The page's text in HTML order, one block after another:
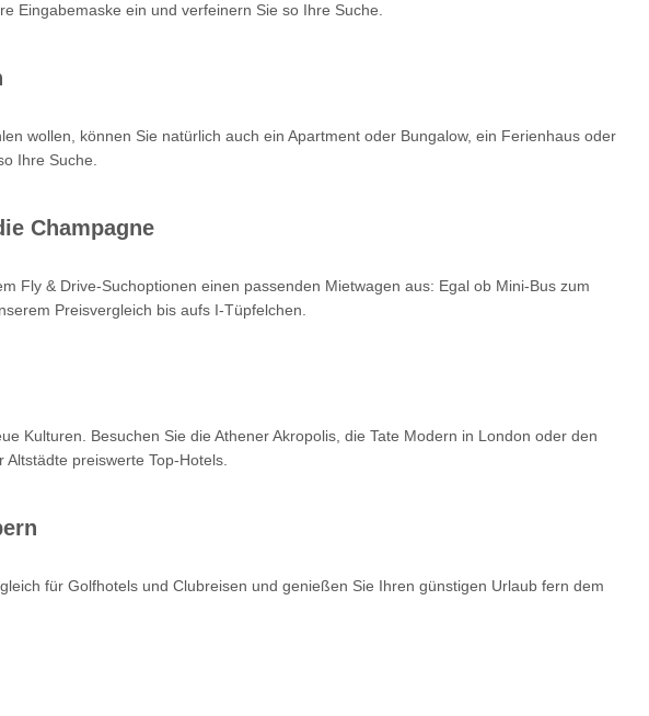
Eingabemaske ein und verfeinern Sie so Ihre Suche.
wollen, können Sie natürlich auch ein Apartment oder Bungalow, ein Ferienhaus oder
Ihre Suche.
Champagne
Fly & Drive-Suchoptionen einen passenden Mietwagen aus: Egal ob Mini-Bus zum
Preisvergleich bis aufs I-Tüpfelchen.
Kulturen. Besuchen Sie die Athener Akropolis, die Tate Modern in London oder den
preiswerte Top-Hotels.
für Golfhotels und Clubreisen und genießen Sie Ihren günstigen Urlaub fern dem